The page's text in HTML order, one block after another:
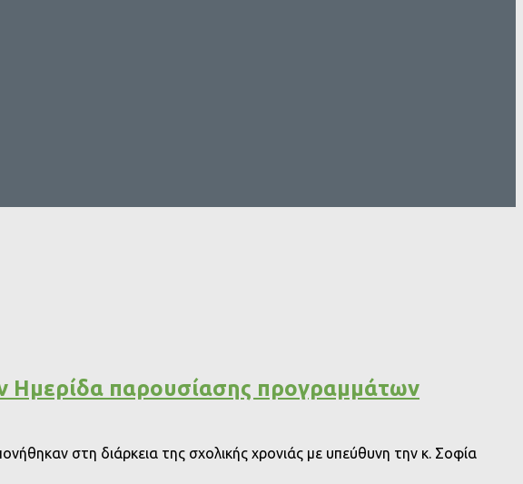
Ημερίδα παρουσίασης προγραμμάτων
στη διάρκεια της σχολικής χρονιάς με υπεύθυνη την κ. Σοφία